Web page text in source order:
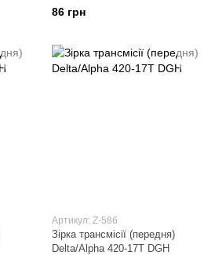
86 грн
Артикул: Z-586
Зірка трансмісії (передня)
Delta/Alpha 420-17T DGH